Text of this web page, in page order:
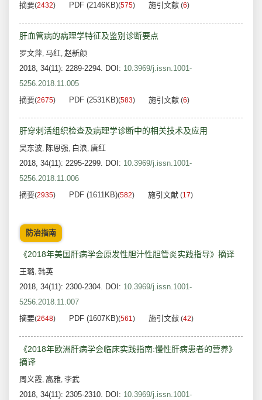
摘要(2432) PDF (2146KB)(575) 施引文献 (6)
肝血管病的病理学特征及鉴别诊断要点
罗文萍, 马红, 赵新颜
2018, 34(11): 2289-2294. DOI: 10.3969/j.issn.1001-
5256.2018.11.005
摘要(2675) PDF (2531KB)(583) 施引文献 (6)
肝穿刺活组织检查及病理学诊断中的相关技术及应用
吴东波, 陈恩强, 白浪, 唐红
2018, 34(11): 2295-2299. DOI: 10.3969/j.issn.1001-
5256.2018.11.006
摘要(2935) PDF (1611KB)(582) 施引文献 (17)
防治指南
《2018年美国肝病学会原发性胆汁性胆管炎实践指导》摘译
王璐, 韩英
2018, 34(11): 2300-2304. DOI: 10.3969/j.issn.1001-
5256.2018.11.007
摘要(2648) PDF (1607KB)(561) 施引文献 (42)
《2018年欧洲肝病学会临床实践指南:慢性肝病患者的营养》
摘译
周义霞, 高雅, 李武
2018, 34(11): 2305-2310. DOI: 10.3969/j.issn.1001-